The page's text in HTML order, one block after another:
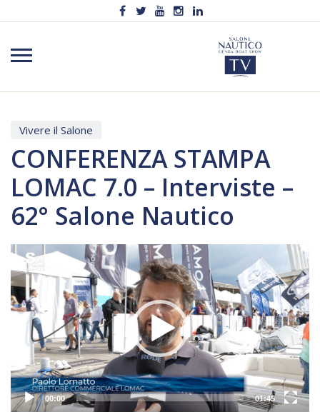
Vivere il Salone
CONFERENZA STAMPA
LOMAC 7.0 – Interviste –
62° Salone Nautico
Video
Player
00:00 01:45